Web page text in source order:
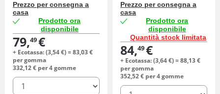
Prezzo per consegna a
casa
Prodotto ora
disponibile
79,49€
+ Ecotassa: (3,54€) =83,03€
per gomma
332,12€ per 4 gomme
quantità
Prezzo per consegna a
casa
Prodotto ora
disponibile
Quantità stock limitata
84,49€
+ Ecotassa: (3,64€) =88,13€
per gomma
352,52€ per 4 gomme
quantità